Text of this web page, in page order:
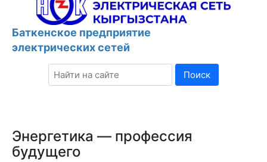
Баткенcкое предприятие
электрических сетей
Поиск
Энергетика — профессия
будущего